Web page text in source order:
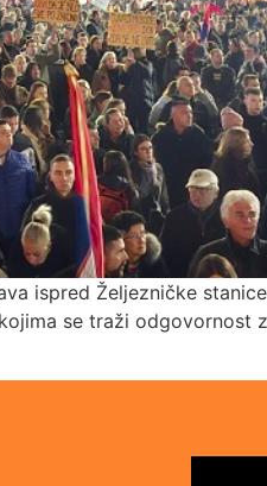
ispred Željezničke
se traži odgovornost